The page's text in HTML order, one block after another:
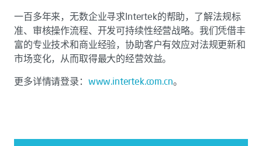
一百多年来，无数企业寻求Intertek的帮助，了解法规标
准、审核操作流程、开发可持续性经营战略。我们凭借丰
富的专业技术和商业经验，协助客户有效应对法规更新和
市场变化，从而取得最大的经营效益。
更多详情请登录： www.intertek.com.cn。